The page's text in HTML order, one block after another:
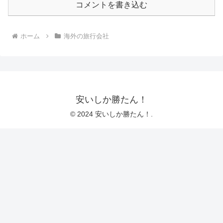
コメントを書き込む
ホーム 海外の旅行会社
安いしか勝たん！
© 2024 安いしか勝たん！.